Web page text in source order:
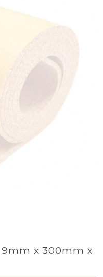
x 300mm x